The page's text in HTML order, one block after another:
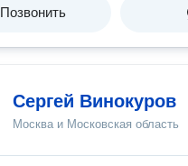
Позвонить
Сергей Винокуров
Москва и Московская область